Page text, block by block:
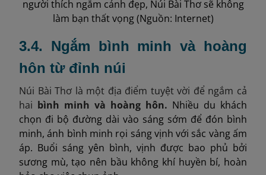
người thích ngắm cảnh đẹp, Núi Bài Thơ sẽ không
làm bạn thất vọng (Nguồn: Internet)
3.4. Ngắm bình minh và hoàng
hôn từ đỉnh núi
Núi Bài Thơ là một địa điểm tuyệt vời để ngắm cả
hai bình minh và hoàng hôn. Nhiều du khách
chọn đi bộ đường dài vào sáng sớm để đón bình
minh, ánh bình minh rọi sáng vịnh với sắc vàng ấm
áp. Buổi sáng yên bình, vịnh được bao phủ bởi
sương mù, tạo nên bầu không khí huyền bí, hoàn